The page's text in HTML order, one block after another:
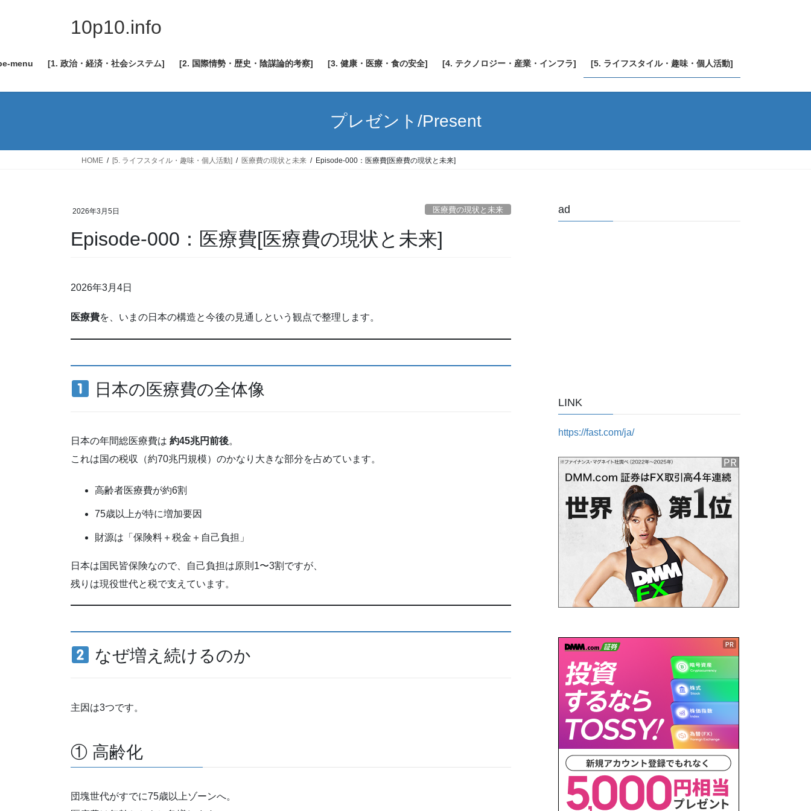
ツ
ス
シ
ン
10p10.info
menu [1. 政治・経済・社会システム] [2. 国際情勢・歴史・陰謀論的考察] [3. 健康・医療・食の安全] [4. テクノロジー・産業・インフラ] [5. ライフスタイル・趣味・個人活動]
プレゼント/Present
HOME [5. ライフスタイル・趣味・個人活動] 医療費の現状と未来 Episode-000：医療費[医療費の現状と未来]
2026年3月5日 医療費の現状と未来
Episode-000：医療費[医療費の現状と未来]
2026年3月4日
医療費を、いまの日本の構造と今後の見通しという観点で整理します。
日本の医療費の全体像
日本の年間総医療費は 約45兆円前後。
これは国の税収（約70兆円規模）のかなり大きな部分を占めています。
高齢者医療費が約6割
75歳以上が特に増加要因
財源は「保険料＋税金＋自己負担」
日本は国民皆保険なので、自己負担は原則1〜3割ですが、
残りは現役世代と税で支えています。
なぜ増え続けるのか
主因は3つです。
① 高齢化
団塊世代がすでに75歳以上ゾーンへ。
ad
LINK
https://fast.com/ja/